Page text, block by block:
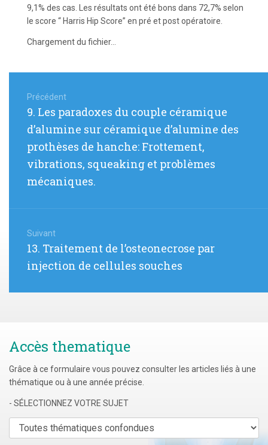
9,1% des cas. Les résultats ont été bons dans 72,7% selon
le score “ Harris Hip Score” en pré et post opératoire.
Chargement du fichier...
de
l’article
Précédent
Article
:
9. Les paradoxes du couple céramique
d’alumine sur céramique d’alumine des
prothèses de hanche: Frottement,
vibrations, squeaking et problèmes
mécaniques.
Suivant
Article
:
13. Traitement de l’osteonecrose par
injection de cellules souches
Accès thematique
Grâce à ce formulaire vous pouvez consulter les articles liés à une
thématique ou à une année précise.
- SÉLECTIONNEZ VOTRE SUJET